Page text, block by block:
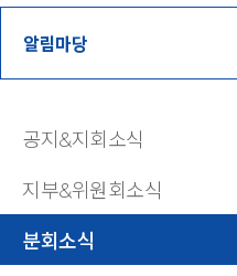
알림마당
공지&지회소식
지부&위원회소식
분회소식